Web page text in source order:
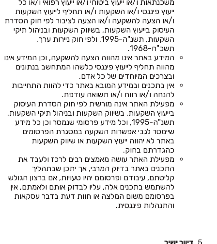
משכנתאות ו/או ייעוץ ביטוחי ו/או ייעוץ רפואי ו/או כל
ייעוץ פיננסי ו/או השקעות ו/או תחליף לייעוץ השקעות
ו/או הצעה להשקעה ו/או הצעה לציבור לפי חוק הסדרת
העיסוק בייעוץ השקעות, בשיווק השקעות ובניהול תיקי
השקעות, תשנ"ה-1995, ולפי חוק ניירות ערך,
תשכ"ח-1968.
המידע באתר אינו מהווה הצעה להשקעה, וכן המידע אינו
מהווה תחליף לייעוץ פיננסי כלשהו המתחשב בנתונים
ובצרכים המיוחדים של כל אדם.
אין בתכנים ובמידע המובא באתר כדי להוות התחייבות
להנחה ו/או רווח ו/או תשואה עודפת.
מפעילת האתר אינה מורשית לפי חוק הסדרת העיסוק
בייעוץ השקעות, בשיווק השקעות ובניהול תיקי השקעות,
תשנ"ה-1995, וכל מידע פרסומי שנמסר וכן כל מידע
שיימסר לגבי אפשרות השקעה במסגרת הפרסומים
באתר לא יהווה ייעוץ השקעות או שיווק השקעות
כהגדרתם בחוק.
מפעילת האתר עושה מאמצים רבים לרכז ולעבד את
התכנים באתר בדיוק המרבי, אך יתכן שבתהליך
קליטתם, עיבודם ופרסומם יהיו טעויות, אם ברצון הגולש
להשתמש בתכנים אלה, עליו לבדוק אותם ולאמתם, אין
בפרסומם משום המלצה או חוות דעת בדבר עסקאות
והתנהלות פיננסית.